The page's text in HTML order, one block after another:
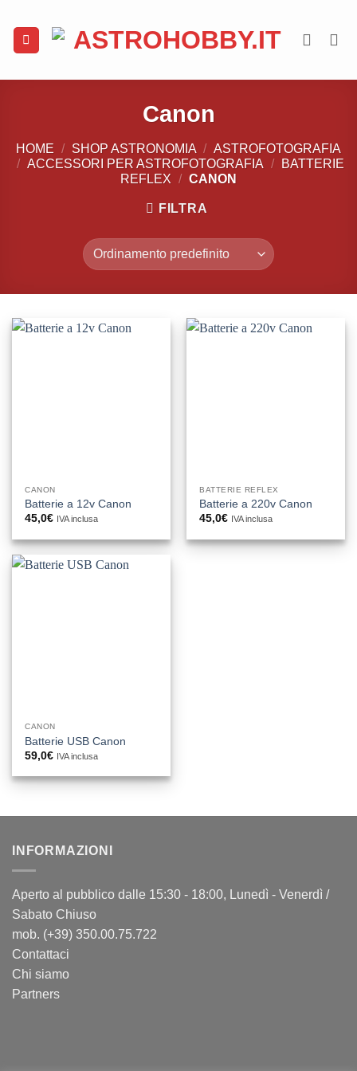
contenuti
Canon
HOME / SHOP ASTRONOMIA / ASTROFOTOGRAFIA
/ ACCESSORI PER ASTROFOTOGRAFIA / BATTERIE
REFLEX / CANON
FILTRA
CANON
Batterie a 12v Canon
45,0€ IVA inclusa
BATTERIE REFLEX
Batterie a 220v Canon
45,0€ IVA inclusa
CANON
Batterie USB Canon
59,0€ IVA inclusa
INFORMAZIONI
Aperto al pubblico dalle 15:30 - 18:00, Lunedì - Venerdì /
Sabato Chiuso
mob. (+39) 350.00.75.722
Contattaci
Chi siamo
Partners